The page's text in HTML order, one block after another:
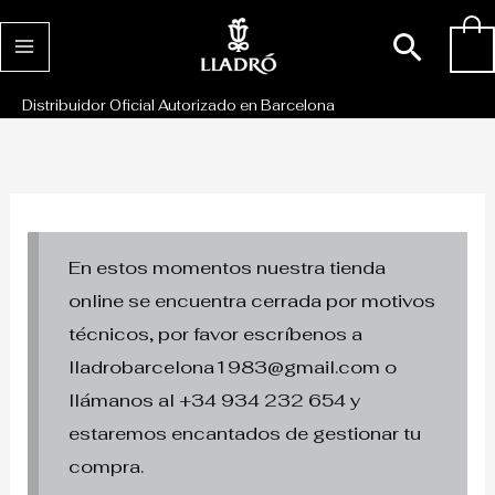
al
Distribuidor Oficial Autorizado en Barcelona
En estos momentos nuestra tienda
online se encuentra cerrada por motivos
técnicos, por favor escríbenos a
lladrobarcelona1983@gmail.com o
llámanos al +34 934 232 654 y
estaremos encantados de gestionar tu
compra.